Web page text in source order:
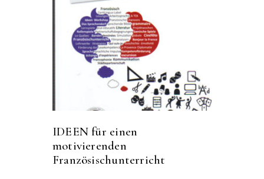
IDEEN für einen
motivierenden
Französischunterricht